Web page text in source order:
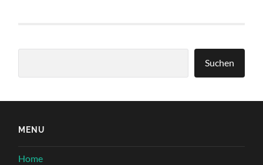
Suchen
MENU
Home